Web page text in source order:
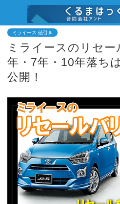
ミライース 値引き
ミライースのリセ
年・7年・10年落ち
公開！